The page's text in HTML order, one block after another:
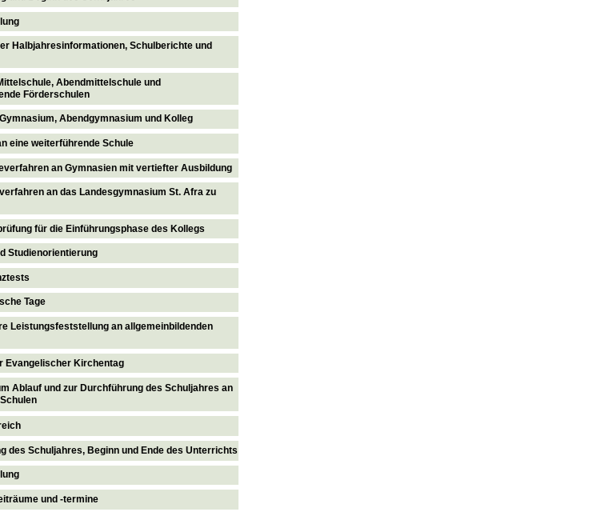
Halbjahresinformationen, Schulberichte und
Abendmittelschule und
Förderschulen
Abendgymnasium und Kolleg
eine weiterführende Schule
an Gymnasien mit vertiefter Ausbildung
an das Landesgymnasium St. Afra zu
für die Einführungsphase des Kollegs
Studienorientierung
Tage
Leistungsfeststellung an allgemeinbildenden
Evangelischer Kirchentag
Ablauf und zur Durchführung des Schuljahres an
des Schuljahres, Beginn und Ende des Unterrichts
und -termine